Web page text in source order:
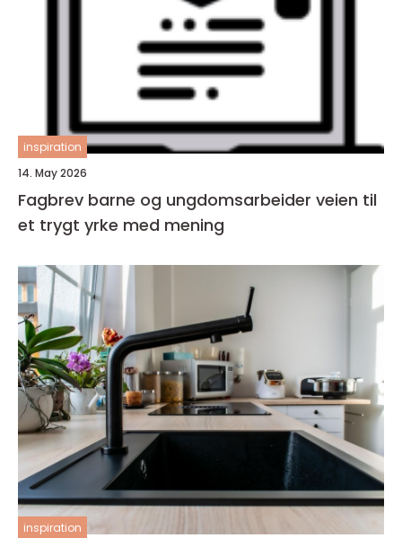
inspiration
14. May 2026
Fagbrev barne og ungdomsarbeider veien til
et trygt yrke med mening
inspiration